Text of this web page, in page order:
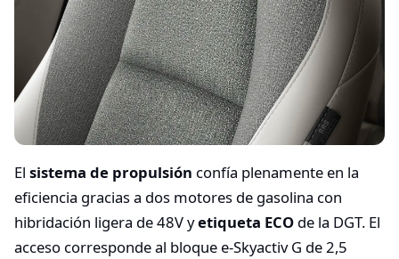
El sistema de propulsión confía plenamente en la
eficiencia gracias a dos motores de gasolina con
hibridación ligera de 48V yetiqueta ECO de la DGT. El
acceso corresponde al bloque e-Skyactiv G de 2,5